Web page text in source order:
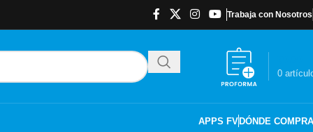
Trabaja con Nosotros
0
APPS FVDÓNDE